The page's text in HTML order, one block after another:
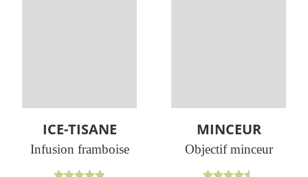
ICE-TISANE
Infusion framboise
MINCEUR
Objectif minceur